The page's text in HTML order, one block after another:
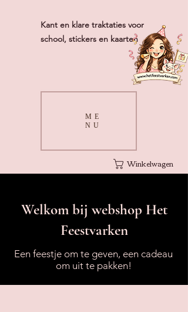
Winkelwagen
Welkom bij webshop Het
Feestvarken
Een feestje om te geven, een cadeau
om uit te pakken!
ME
NU
Kant en klare traktaties voor
school, stickers en kaarten